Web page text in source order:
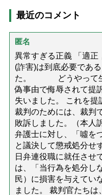
最近のコメント
匿名
異常すぎる正義 「適正
(詐害)は到底必要であ
た。 どうやって生
偽事由で侮辱されて提
失いました。 これを提
裁判のためには、裁判
敗訴しました。（本人
弁護士に対し、「噓を
と議決して懲戒処分せ
日弁連役職に就任させ
は、「当行為を処分し
民）に損害を与えてい
ました。 裁判官たち